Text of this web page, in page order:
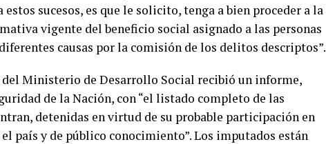
sucesos, es que le solicito, tenga a bien proceder a la
vigente del beneficio social asignado a las personas
causas por la comisión de los delitos descriptos”.
Ministerio de Desarrollo Social recibió un informe,
de la Nación, con “el listado completo de las
detenidas en virtud de su probable participación en
país y de público conocimiento”. Los imputados están